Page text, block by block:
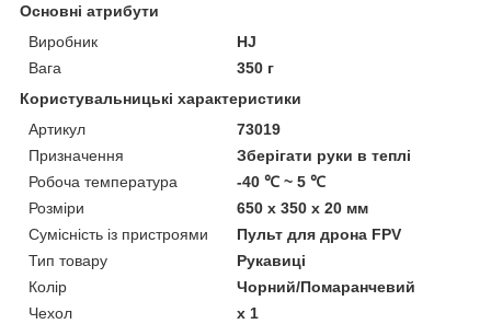
Основні атрибути
Виробник
HJ
Вага
350 г
Користувальницькі характеристики
Артикул
73019
Призначення
Зберігати руки в теплі
Робоча температура
-40 ℃ ~ 5 ℃
Розміри
650 x 350 x 20 мм
Сумісність із пристроями
Пульт для дрона FPV
Тип товару
Рукавиці
Колір
Чорний/Помаранчевий
Чехол
x 1